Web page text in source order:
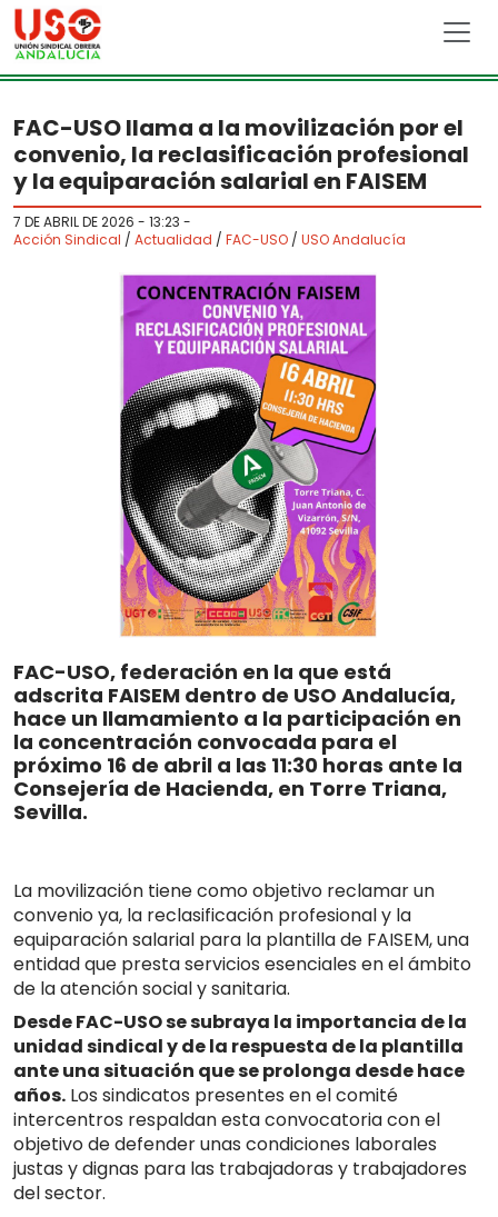
Skip to main content
FAC-USO llama a la movilización por el
convenio, la reclasificación profesional
y la equiparación salarial en FAISEM
7 DE ABRIL DE 2026 - 13:23 -
Acción Sindical / Actualidad / FAC-USO / USO Andalucía
FAC-USO, federación en la que está
adscrita FAISEM dentro de USO Andalucía,
hace un llamamiento a la participación en
la concentración convocada para el
próximo 16 de abril a las 11:30 horas ante la
Consejería de Hacienda, en Torre Triana,
Sevilla.
La movilización tiene como objetivo reclamar un
convenio ya, la reclasificación profesional y la
equiparación salarial para la plantilla de FAISEM, una
entidad que presta servicios esenciales en el ámbito
de la atención social y sanitaria.
Desde FAC-USO se subraya la importancia de la
unidad sindical y de la respuesta de la plantilla
ante una situación que se prolonga desde hace
años. Los sindicatos presentes en el comité
intercentros respaldan esta convocatoria con el
objetivo de defender unas condiciones laborales
justas y dignas para las trabajadoras y trabajadores
del sector.